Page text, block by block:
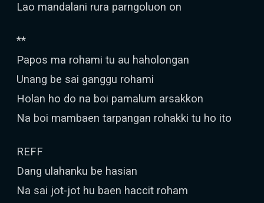
Lao mandalani rura parngoluon on
**
Papos ma rohami tu au haholongan
Unang be sai ganggu rohami
Holan ho do na boi pamalum arsakkon
Na boi mambaen tarpangan rohakki tu ho ito
REFF
Dang ulahanku be hasian
Na sai jot-jot hu baen haccit roham